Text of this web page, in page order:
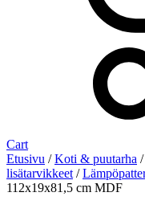
Cart
Etusivu /Koti & puutarha /
lisätarvikkeet /
112x19x81,5 cm MDF